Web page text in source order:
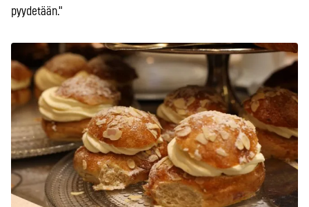
pyydetään."